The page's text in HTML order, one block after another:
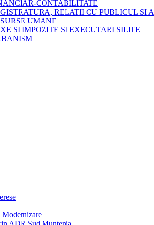
CONTABILITATE
RELATII CU PUBLICUL SI
UMANE
SI IMPOZITE SI EXECUTARI SILITE
Modernizare
ADR Sud Muntenia